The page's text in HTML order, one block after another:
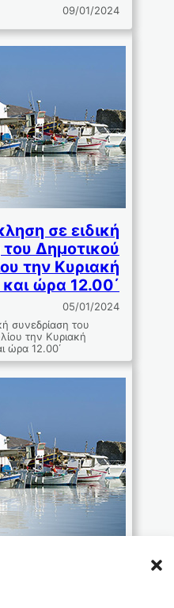
09/01/2024
σε ειδική
Δημοτικού
την Κυριακή
ώρα 12.00΄
05/01/2024
συνεδρίαση του
την Κυριακή
ώρα 12.00΄